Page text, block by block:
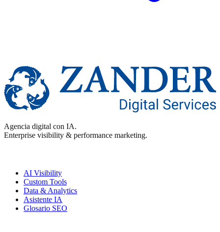
Agencia digital con IA.
Enterprise visibility & performance marketing.
AI Visibility
Custom Tools
Data & Analytics
Asistente IA
Glosario SEO